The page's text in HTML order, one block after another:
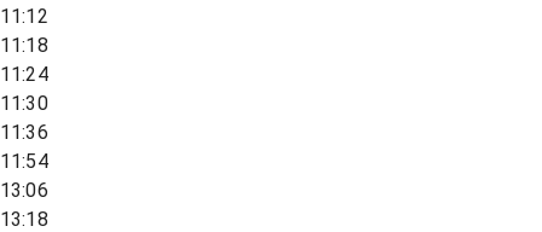
11:12
11:18
11:24
11:30
11:36
11:54
13:06
13:18